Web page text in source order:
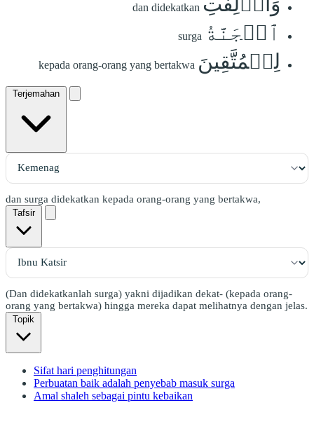
dan didekatkan
ٱلۡجَنَّةُ surga
لِلۡمُتَّقِينَ kepada orang-orang yang bertakwa
Terjemahan
dan surga didekatkan kepada orang-orang yang bertakwa,
Tafsir
(Dan didekatkanlah surga) yakni dijadikan dekat- (kepada orang-
orang yang bertakwa) hingga mereka dapat melihatnya dengan jelas.
Topik
Sifat hari penghitungan
Perbuatan baik adalah penyebab masuk surga
Amal shaleh sebagai pintu kebaikan